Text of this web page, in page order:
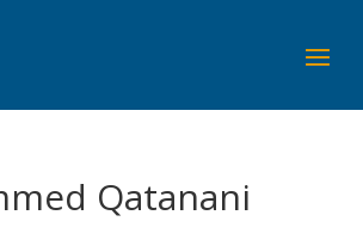
Qatanani